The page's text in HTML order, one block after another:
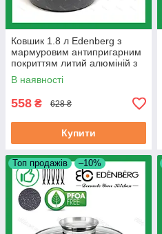
Ковшик 1.8 л Edenberg з
мармуровим антипригарним
покриттям литий алюміній з
кришкою 18 см (EB-3674)
В наявності
558 ₴ 628 ₴
Купити
Топ продажів –10%